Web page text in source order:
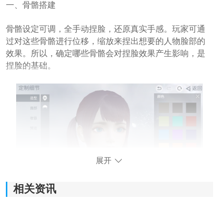
一、骨骼搭建
骨骼设定可调，全手动捏脸，还原真实手感。玩家可通
过对这些骨骼进行位移，缩放来捏出想要的人物脸部的
效果。所以，确定哪些骨骼会对捏脸效果产生影响，是
捏脸的基础。
展开
相关资讯